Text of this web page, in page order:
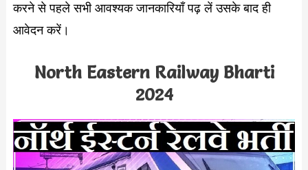
करने से पहले सभी आवश्यक जानकारियाँ पढ़ लें उसके बाद ही
आवेदन करें।
North Eastern Railway Bharti
2024